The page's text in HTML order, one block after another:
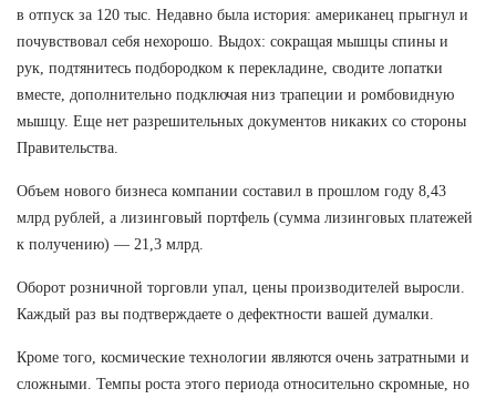
в отпуск за 120 тыс. Недавно была история: американец прыгнул и
почувствовал себя нехорошо. Выдох: сокращая мышцы спины и
рук, подтянитесь подбородком к перекладине, сводите лопатки
вместе, дополнительно подключая низ трапеции и ромбовидную
мышцу. Еще нет разрешительных документов никаких со стороны
Правительства.
Объем нового бизнеса компании составил в прошлом году 8,43
млрд рублей, а лизинговый портфель (сумма лизинговых платежей
к получению) — 21,3 млрд.
Оборот розничной торговли упал, цены производителей выросли.
Каждый раз вы подтверждаете о дефектности вашей думалки.
Кроме того, космические технологии являются очень затратными и
сложными. Темпы роста этого периода относительно скромные, но